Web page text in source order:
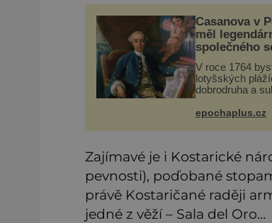
Casanova v
měl
společného
svobodnými
V roce 1764
lotyšských
dobrodruha a
Giacoma
cesta k
ryze pracovní
epochaplus.cz
Zajímavé je i Kostarické
pevnosti), poďobané
právě Kostaričané raději
jedné z věží – Sala del Oro…